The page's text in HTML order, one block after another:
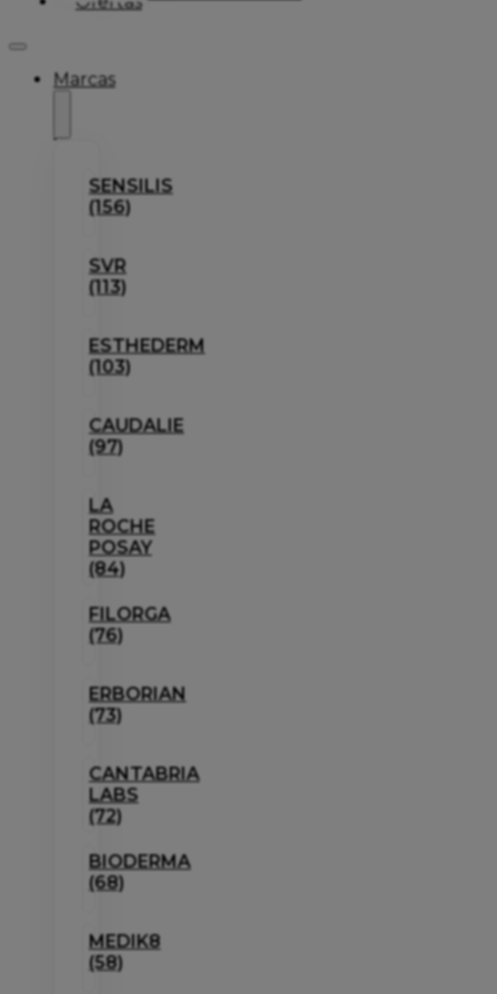
Marcas
SENSILIS
(156)
SVR
(113)
ESTHEDERM
(103)
CAUDALIE
(97)
LA
ROCHE
POSAY
(84)
FILORGA
(76)
ERBORIAN
(73)
CANTABRIA
LABS
(72)
BIODERMA
(68)
MEDIK8
(58)